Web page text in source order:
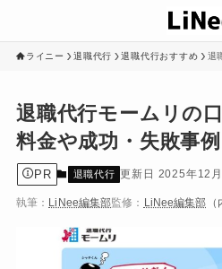
ライニー 退職代行 退職代行おすすめ 退
退職代行モームリの
料金や成功・失敗事
PR 退職代行 2025年12
執筆： LiNee編集部監修： LiNee編集部